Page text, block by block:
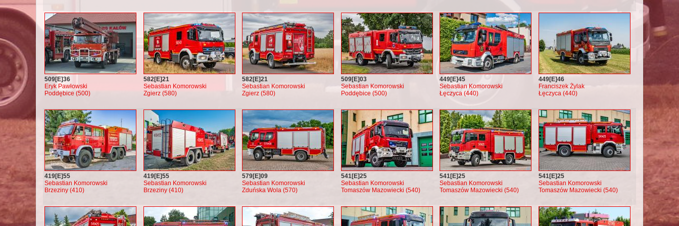
509[E]36
Eryk Pawłowski
Poddębice (500)
582[E]21
Sebastian Komorowski
Zgierz (580)
582[E]21
Sebastian Komorowski
Zgierz (580)
509[E]03
Sebastian Komorowski
Poddębice (500)
449[E]45
Sebastian Komorowski
Łęczyca (440)
449[E]46
Franciszek Żylak
Łęczyca (440)
419[E]55
Sebastian Komorowski
Brzeziny (410)
419[E]55
Sebastian Komorowski
Brzeziny (410)
579[E]09
Sebastian Komorowski
Zduńska Wola (570)
541[E]25
Sebastian Komorowski
Tomaszów Mazowiecki (540)
541[E]25
Sebastian Komorowski
Tomaszów Mazowiecki (540)
541[E]25
Sebastian Komorowski
Tomaszów Mazowiecki (540)